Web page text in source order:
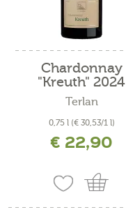
Chardonnay
"Kreuth" 2024
Terlan
0,75 l (€ 30,53/1 l)
€ 22,90